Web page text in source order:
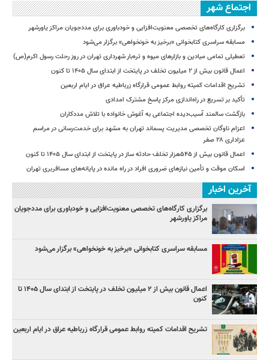
اجتماع شهر
برگزاری کارگاه‌های تخصصی معنویت‌افزایی و خودباوری برای مددجویان مراکز یاورشهر
مسابقه سراسری کتابخوانی «برخیز به خونخواهی» برگزار می‌شود
تعطیلی تمامی میادین و بازارهای میوه و تره‌بار شهرداری تهران در روز رحلت رسول اکرم(ص)
اعمال قانون بیش از ۲ میلیون تخلف در پایتخت از ابتدای سال ۱۴۰۵ تا کنون
تشریح اقدامات کمیته روابط عمومی قرارگاه زرباطیه عراق در ایام اربعین
تأکید بر تسریع در راه‌اندازی مرکز پاسخ مشترک امدادی
بازگشت سالمند آسیب‌دیده اجتماعی به آغوش خانواده با تلاش مددکاران
اعزام ناوگان تخصصی مدیریت پسماند تهران به مشهد برای خدمت‌رسانی در مراسم
عزاداری ۲۸ صفر
اعمال قانون بیش از ۵۴۵هزار تخلف حادثه ساز در پایتخت از ابتدای سال ۱۴۰۵ تا کنون
اسکان موقت و تأمین نیازهای ضروری افراد در راه مانده در پایانه‌های مسافربری تهران
آخرین اخبار
برگزاری کارگاه‌های تخصصی معنویت‌افزایی و خودباوری برای مددجویان
مراکز یاورشهر
مسابقه سراسری کتابخوانی «برخیز به خونخواهی» برگزار می‌شود
اعمال قانون بیش از ۲ میلیون تخلف در پایتخت از ابتدای سال ۱۴۰۵ تا
کنون
تشریح اقدامات کمیته روابط عمومی قرارگاه زرباطیه عراق در ایام اربعین